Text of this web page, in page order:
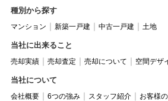
種別から探す
マンション 新築一戸建 中古一戸建 土地
当社に出来ること
売却実績 売却査定 売却について 空間デザ
当社について
会社概要 6つの強み スタッフ紹介
お客様